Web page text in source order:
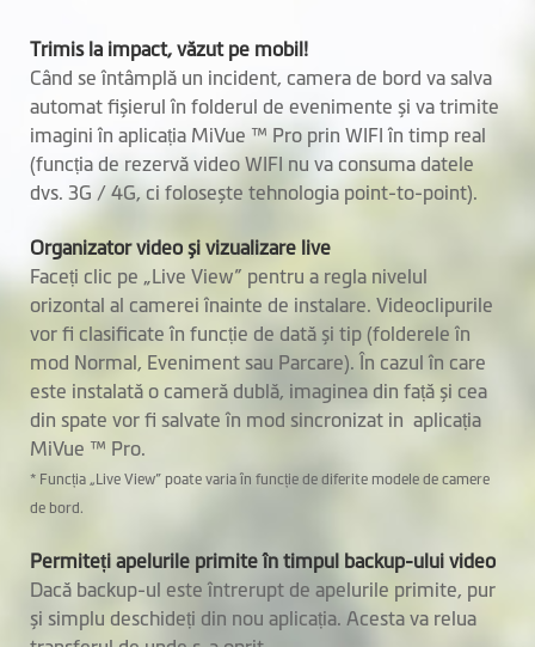
Difuzor
Cameră de spate
Rezistentă la apă
SuperCap
încorporat
Software
Video backup
Monitorizare GPS
radar de segment
Alertă control
Trimis la impact, văzut pe mobil!
Când se întâmplă un incident, camera de bord va salva
automat fișierul în folderul de evenimente și va trimite
imagini în aplicația MiVue ™ Pro prin WIFI în timp real
(funcția de rezervă video WIFI nu va consuma datele
dvs. 3G / 4G, ci folosește tehnologia point-to-point).
Organizator video și vizualizare live
Faceți clic pe „Live View” pentru a regla nivelul
orizontal al camerei înainte de instalare. Videoclipurile
vor fi clasificate în funcție de dată și tip (folderele în
mod Normal, Eveniment sau Parcare). În cazul în care
este instalată o cameră dublă, imaginea din față și cea
din spate vor fi salvate în mod sincronizat in aplicația
MiVue ™ Pro.
* Funcția „Live View” poate varia în funcție de diferite modele de camere
de bord.
Permiteți apelurile primite în timpul backup-ului video
Dacă backup-ul este întrerupt de apelurile primite, pur
și simplu deschideți din nou aplicația. Acesta va relua